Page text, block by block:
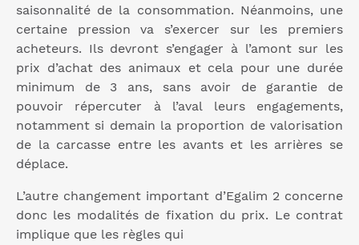
saisonnalité de la consommation. Néanmoins, une
certaine pression va s’exercer sur les premiers
acheteurs. Ils devront s’engager à l’amont sur les
prix d’achat des animaux et cela pour une durée
minimum de 3 ans, sans avoir de garantie de
pouvoir répercuter à l’aval leurs engagements,
notamment si demain la proportion de valorisation
de la carcasse entre les avants et les arrières se
déplace.
L’autre changement important d’Egalim 2 concerne
donc les modalités de fixation du prix. Le contrat
implique que les règles qui